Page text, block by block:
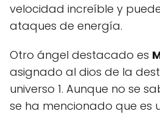
velocidad increíble y
ataques de energía.
Otro ángel destacado es
asignado al dios de la
universo 1. Aunque no se
se ha mencionado que es